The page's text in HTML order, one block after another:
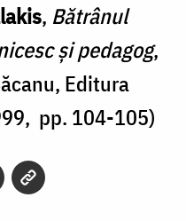
, Bătrânul
și pedagog,
Editura
pp. 104-105)